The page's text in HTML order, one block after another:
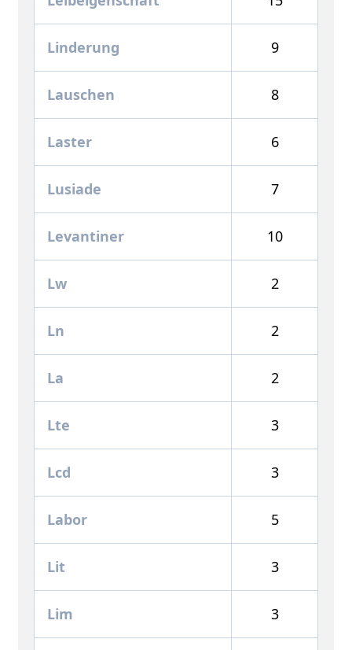
Linderung 9
Lauschen 8
Laster 6
Lusiade 7
Levantiner 10
Lw 2
Ln 2
La 2
Lte 3
Lcd 3
Labor 5
Lit 3
Lim 3